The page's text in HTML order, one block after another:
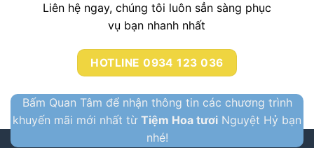
Liên hệ ngay, chúng tôi luôn sẳn sàng phục
vụ bạn nhanh nhất
HOTLINE 0934 123 036
Bấm Quan Tâm để nhận thông tin các chương trình
khuyến mãi mới nhất từ Tiệm Hoa tươi Nguyệt Hỷ bạn
nhé!